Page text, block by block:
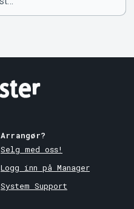
Arrangør?
Selg med oss!
Logg inn på Manager
System Support